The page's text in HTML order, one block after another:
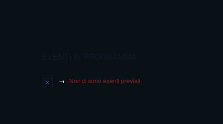
Non ci sono eventi previsti.